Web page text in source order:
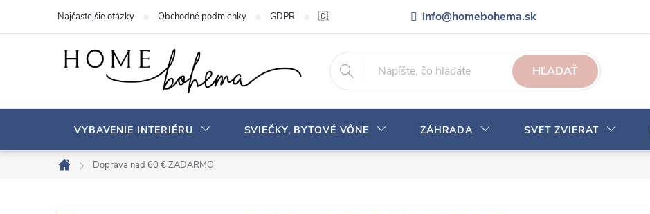
ť
info@homebohema.sk
Najčastejšie otázky Obchodné podmienky GDPR 🇨🇿 Pro zákazníky z České republiky Veľkoobchodná spolupráca
HĽADAŤ
VYBAVENIE INTERIÉRU SVIEČKY, BYTOVÉ VÔNE ZÁHRADA SVET ZVIERAT
Doprava nad 60 € ZADARMO